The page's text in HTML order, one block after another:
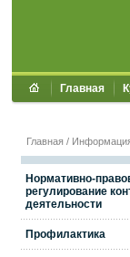
Главная
Главная /
Нормативно-
регулирование
деятельности
Профилактика